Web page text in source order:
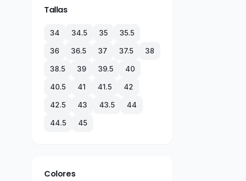
Puma
Rolex
Tallas
34 34.5 35 35.5
36 36.5 37 37.5 38
38.5 39 39.5 40
40.5 41 41.5 42
42.5 43 43.5 44
44.5 45
Colores